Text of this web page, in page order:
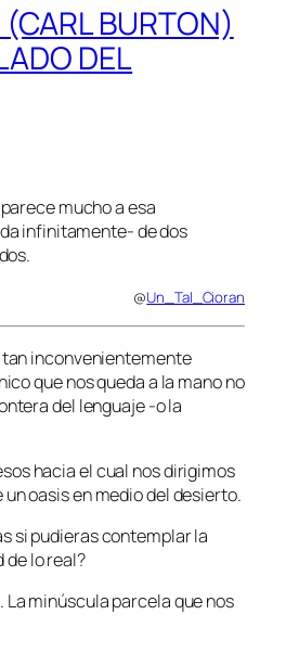
(CARL BURTON)
DEL
mucho a esa
infinitamente- de dos
@Un_Tal_Cioran
tan inconvenientemente
que nos queda a la mano no
del lenguaje -o la
hacia el cual nos dirigimos
oasis en medio del desierto.
si pudieras contemplar la
lo real?
minúscula parcela que nos